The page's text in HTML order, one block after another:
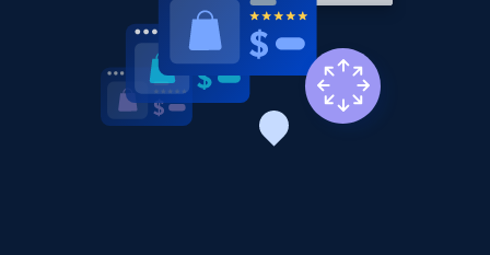
Amazon products search
Asin, URL, Name, Sponsored, Initial price, Final
price, Currency, Sold, and more.